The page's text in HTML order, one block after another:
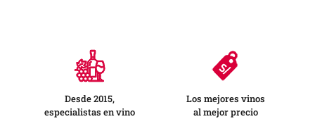
Desde 2015,
especialistas en vino
Los mejores vinos
al mejor precio